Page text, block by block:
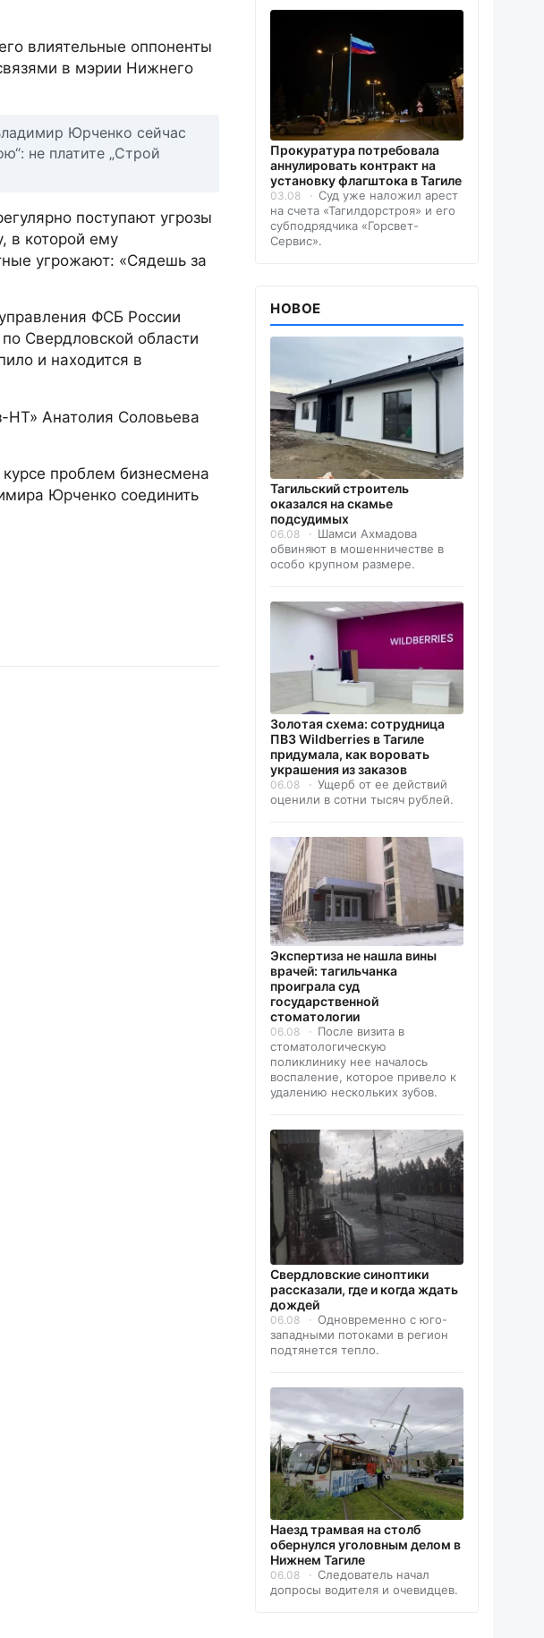
влиятельные оппоненты
в мэрии Нижнего
Юрченко сейчас
не платите „Строй
поступают угрозы
в которой ему
угрожают: «Сядешь за
ФСБ России
Свердловской области
и находится в
Анатолия Соловьева
проблем бизнесмена
Юрченко соединить
Прокуратура потребовала
аннулировать контракт на
установку флагштока в Тагиле
03.08
Суд уже наложил арест
на счета «Тагилдорстроя» и его
субподрядчика «Горсвет-
Сервис».
НОВОЕ
Тагильский строитель
оказался на скамье
подсудимых
06.08
Шамси Ахмадова
обвиняют в мошенничестве в
особо крупном размере.
Золотая схема: сотрудница
ПВЗ Wildberries в Тагиле
придумала, как воровать
украшения из заказов
06.08
Ущерб от ее действий
оценили в сотни тысяч рублей.
Экспертиза не нашла вины
врачей: тагильчанка
проиграла суд
государственной
стоматологии
06.08
После визита в
стоматологическую
поликлинику нее началось
воспаление, которое привело к
удалению нескольких зубов.
Свердловские синоптики
рассказали, где и когда ждать
дождей
06.08
Одновременно с юго-
западными потоками в регион
подтянется тепло.
Наезд трамвая на столб
обернулся уголовным делом в
Нижнем Тагиле
06.08
Следователь начал
допросы водителя и очевидцев.